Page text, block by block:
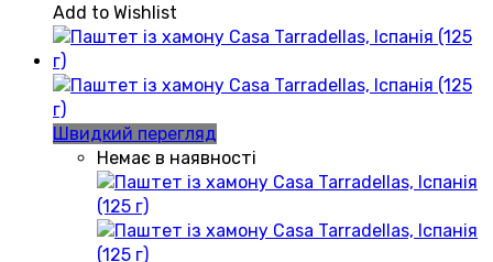
Add to Wishlist
Швидкий перегляд
Немає в наявності